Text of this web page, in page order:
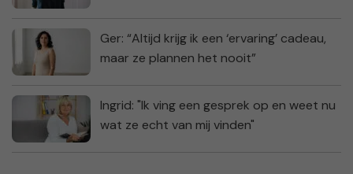
Ger: “Altijd krijg ik een ‘ervaring’ cadeau,
maar ze plannen het nooit”
Ingrid: "Ik ving een gesprek op en weet nu
wat ze echt van mij vinden"